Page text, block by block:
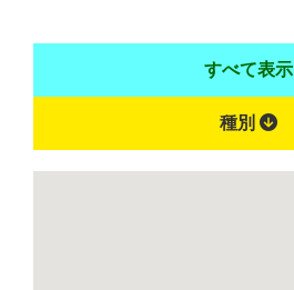
すべて表示
種別